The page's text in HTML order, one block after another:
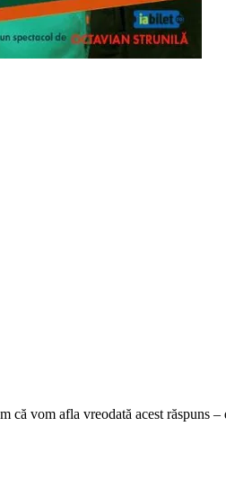
că vom afla vreodată acest